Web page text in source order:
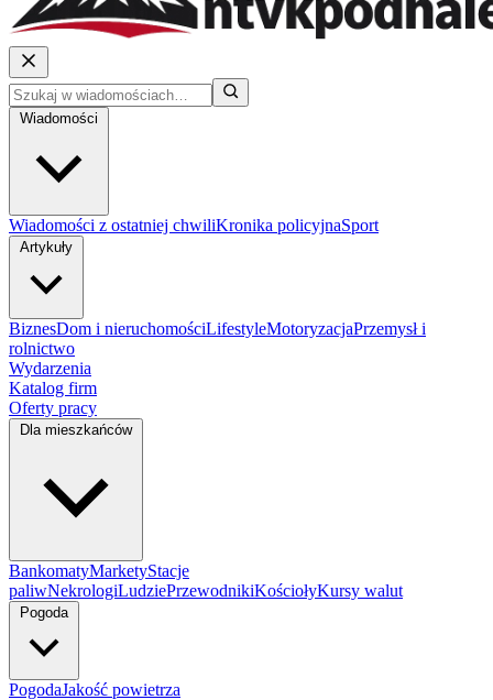
Wiadomości
Wiadomości z ostatniej chwiliKronika policyjnaSport
Artykuły
BiznesDom i nieruchomościLifestyleMotoryzacjaPrzemysł i
rolnictwo
Wydarzenia
Katalog firm
Oferty pracy
Dla mieszkańców
BankomatyMarketyStacje
paliwNekrologiLudziePrzewodnikiKościołyKursy walut
Pogoda
PogodaJakość powietrza